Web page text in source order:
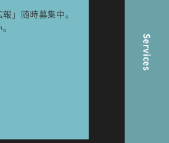
Services
」随時募集中。